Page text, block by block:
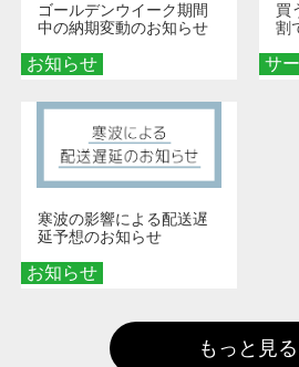
お知らせ
ゴールデンウイーク期間
中の納期変動のお知らせ
サ
買
割
お知らせ
寒波の影響による配送遅
延予想のお知らせ
もっと見る